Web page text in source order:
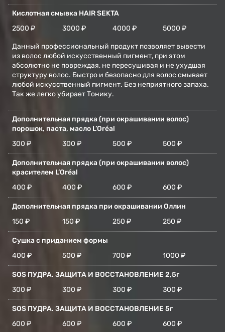
Кислотная смывка HAIR SEKTA
2500 ₽
3000 ₽ 4000 ₽ 5000 ₽
Данный профессиональный продукт позволяет вывести
из волос любой искусственный пигмент, при этом
абсолютно не повреждая, не пересушивая и не ухудшая
структуру волос. Быстро и безопасно для волос смывает
любой искусственный пигмент. Без неприятного запаха.
Так же легко убирает Тонику.
Дополнительная прядка (при окрашивании волос)
порошок, паста, масло L’Oréal
300 ₽
300 ₽ 500 ₽ 500 ₽
Дополнительная прядка (при окрашивании волос)
красителем L’Oréal
400 ₽
400 ₽ 600 ₽ 600 ₽
Дополнительная прядка при окрашивании Оллин
150 ₽
150 ₽ 250 ₽ 250 ₽
Сушка с приданием формы
400 ₽
500 ₽ 700 ₽ 1000 ₽
SOS ПУДРА. ЗАЩИТА И ВОССТАНОВЛЕНИЕ 2,5г
300 ₽
300 ₽ 300 ₽ 300 ₽
SOS ПУДРА. ЗАЩИТА И ВОССТАНОВЛЕНИЕ 5г
600 ₽
600 ₽ 600 ₽ 600 ₽